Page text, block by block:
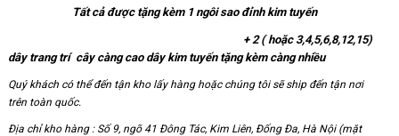
Tất cả được tặng kèm 1 ngôi sao đỉnh kim tuyến
+ 2 ( hoặc 3,4,5,6,8,12,15)
dây trang trí cây càng cao dây kim tuyến tặng kèm càng nhiều
Quý khách có thể đến tận kho lấy hàng hoặc chúng tôi sẽ ship đến tận nơi
trên toàn quốc.
Địa chỉ kho hàng : Số 9, ngõ 41 Đông Tác, Kim Liên, Đống Đa, Hà Nội (mặt